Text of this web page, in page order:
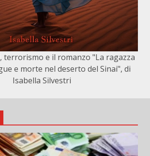
terrorismo e il romanzo "La ragazza
e morte nel deserto del Sinai", di
Isabella Silvestri